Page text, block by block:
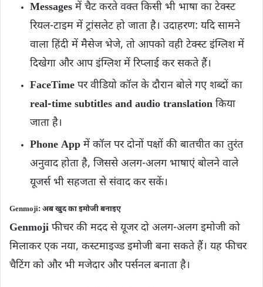
Messages में चैट करते वक्त किसी भी भाषा का टेक्स्ट
रियल-टाइम में ट्रांसलेट हो जाता है। उदाहरण: यदि सामने
वाला हिंदी में मैसेज भेजे, तो आपको वही टेक्स्ट इंग्लिश में
दिखेगा और आप इंग्लिश में रिप्लाई कर सकते हैं।
FaceTime पर वीडियो कॉल के दौरान बोले गए शब्दों का
real-time subtitles and audio translation किया
जाता है।
Phone App में कॉल पर दोनों पक्षों की बातचीत का तुरंत
अनुवाद होता है, जिससे अलग-अलग भाषाएं बोलने वाले
यूजर्स भी सहजता से संवाद कर सकें।
Genmoji: अब खुद का इमोजी बनाइए
Genmoji फीचर की मदद से यूजर दो अलग-अलग इमोजी को
मिलाकर एक नया, कस्टमाइज्ड इमोजी बना सकते हैं। यह फीचर
चैटिंग को और भी मजेदार और पर्सनल बनाता है।